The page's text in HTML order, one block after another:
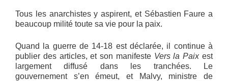
Tous les anarchistes y aspirent, et Sébastien Faure a
beaucoup milité toute sa vie pour la paix.
Quand la guerre de 14-18 est déclarée, il continue à
publier des articles, et son manifeste Vers la Paixest
largement diffusé dans les tranchées. Le
gouvernement s’en émeut, et Malvy, ministre de